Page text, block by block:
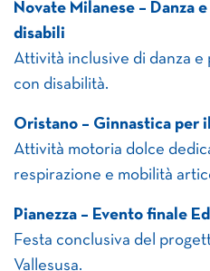
Novate Milanese – Danza
disabili
Attività inclusive di danza
con disabilità.
Oristano – Ginnastica per
Attività motoria dolce
respirazione e mobilità
Pianezza – Evento finale
Festa conclusiva del
Vallesusa.